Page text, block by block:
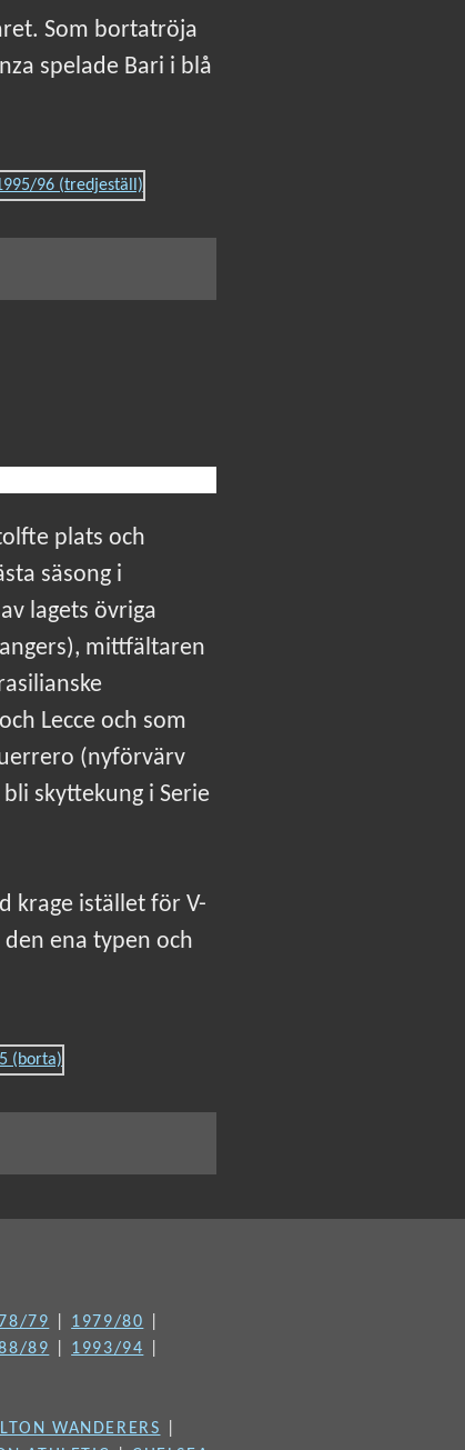
Som bortatröja
spelade Bari i blå
plats och
säsong i
lagets övriga
mittfältaren
Lecce och som
(nyförvärv
skyttekung i Serie
krage istället för V-
ena typen och
79 1979/80
89 1993/94
WANDERERS